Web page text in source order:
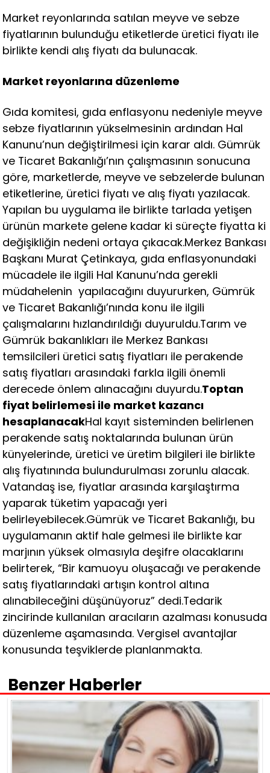
Market reyonlarında satılan meyve ve sebze
fiyatlarının bulunduğu etiketlerde üretici fiyatı ile
birlikte kendi alış fiyatı da bulunacak.
Market reyonlarına düzenleme
Gıda komitesi, gıda enflasyonu nedeniyle meyve
sebze fiyatlarının yükselmesinin ardından Hal
Kanunu’nun değiştirilmesi için karar aldı. Gümrük
ve Ticaret Bakanlığı’nın çalışmasının sonucuna
göre, marketlerde, meyve ve sebzelerde bulunan
etiketlerine, üretici fiyatı ve alış fiyatı yazılacak.
Yapılan bu uygulama ile birlikte tarlada yetişen
ürünün markete gelene kadar ki süreçte fiyatta ki
değişikliğin nedeni ortaya çıkacak.Merkez Bankası
Başkanı Murat Çetinkaya, gıda enflasyonundaki
mücadele ile ilgili Hal Kanunu’nda gerekli
müdahelenin yapılacağını duyururken, Gümrük
ve Ticaret Bakanlığı’nında konu ile ilgili
çalışmalarını hızlandırıldığı duyuruldu.Tarım ve
Gümrük bakanlıkları ile Merkez Bankası
temsilcileri üretici satış fiyatları ile perakende
satış fiyatları arasındaki farkla ilgili önemli
derecede önlem alınacağını duyurdu.Toptan
fiyat belirlemesi ile market kazancı
hesaplanacakHal kayıt sisteminden belirlenen
perakende satış noktalarında bulunan ürün
künyelerinde, üretici ve üretim bilgileri ile birlikte
alış fiyatınında bulundurulması zorunlu alacak.
Vatandaş ise, fiyatlar arasında karşılaştırma
yaparak tüketim yapacağı yeri
belirleyebilecek.Gümrük ve Ticaret Bakanlığı, bu
uygulamanın aktif hale gelmesi ile birlikte kar
marjının yüksek olmasıyla deşifre olacaklarını
belirterek, “Bir kamuoyu oluşacağı ve perakende
satış fiyatlarındaki artışın kontrol altına
alınabileceğini düşünüyoruz” dedi.Tedarik
zincirinde kullanılan aracıların azalması konusuda
düzenleme aşamasında. Vergisel avantajlar
konusunda teşviklerde planlanmakta.
Benzer Haberler